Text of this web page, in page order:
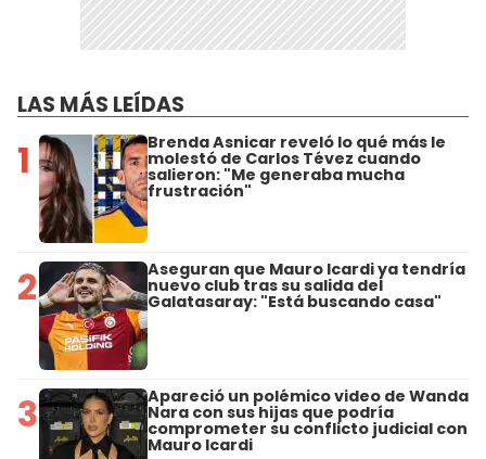
LAS MÁS LEÍDAS
1 Brenda Asnicar reveló lo qué más le
molestó de Carlos Tévez cuando
salieron: "Me generaba mucha
frustración"
2 Aseguran que Mauro Icardi ya tendría
nuevo club tras su salida del
Galatasaray: "Está buscando casa"
3 Apareció un polémico video de Wanda
Nara con sus hijas que podría
comprometer su conflicto judicial con
Mauro Icardi